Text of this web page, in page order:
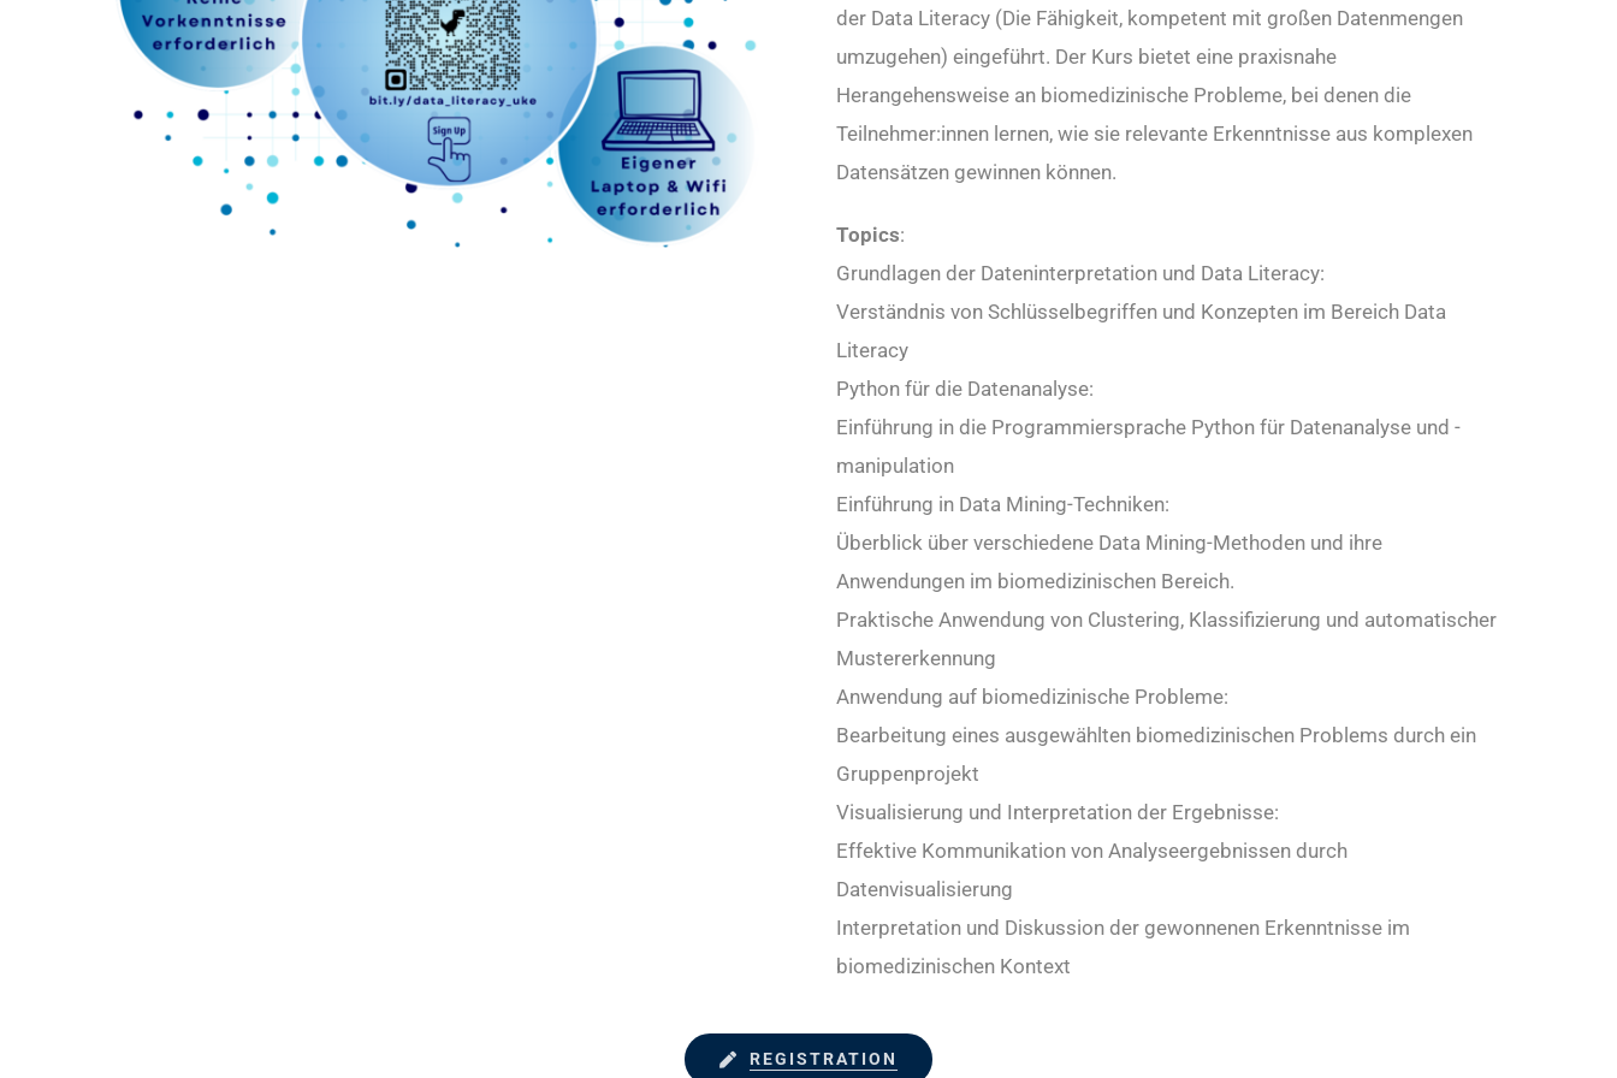
der Data Literacy (Die Fähigkeit, kompetent mit großen Datenmengen
umzugehen) eingeführt. Der Kurs bietet eine praxisnahe
Herangehensweise an biomedizinische Probleme, bei denen die
Teilnehmer:innen lernen, wie sie relevante Erkenntnisse aus komplexen
Datensätzen gewinnen können.
Topics:
Grundlagen der Dateninterpretation und Data Literacy:
Verständnis von Schlüsselbegriffen und Konzepten im Bereich Data
Literacy
Python für die Datenanalyse:
Einführung in die Programmiersprache Python für Datenanalyse und -
manipulation
Einführung in Data Mining-Techniken:
Überblick über verschiedene Data Mining-Methoden und ihre
Anwendungen im biomedizinischen Bereich.
Praktische Anwendung von Clustering, Klassifizierung und automatischer
Mustererkennung
Anwendung auf biomedizinische Probleme:
Bearbeitung eines ausgewählten biomedizinischen Problems durch ein
Gruppenprojekt
Visualisierung und Interpretation der Ergebnisse:
Effektive Kommunikation von Analyseergebnissen durch
Datenvisualisierung
Interpretation und Diskussion der gewonnenen Erkenntnisse im
biomedizinischen Kontext
REGISTRATION